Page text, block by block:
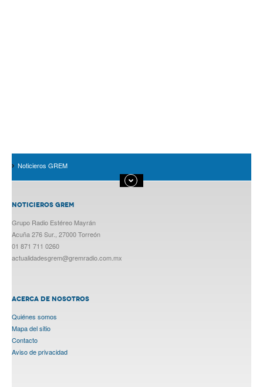
Noticieros GREM
NOTICIEROS GREM
Grupo Radio Estéreo Mayrán
Acuña 276 Sur., 27000 Torreón
01 871 711 0260
actualidadesgrem@gremradio.com.mx
ACERCA DE NOSOTROS
Quiénes somos
Mapa del sitio
Contacto
Aviso de privacidad